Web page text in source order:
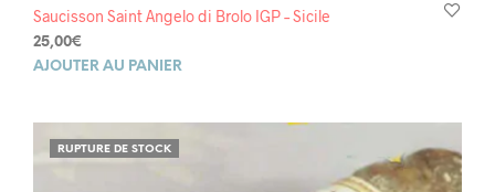
Saucisson Saint Angelo di Brolo IGP – Sicile
25,00€
AJOUTER AU PANIER
RUPTURE DE STOCK